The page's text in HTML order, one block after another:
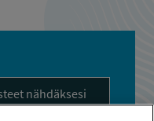
nähdäksesi